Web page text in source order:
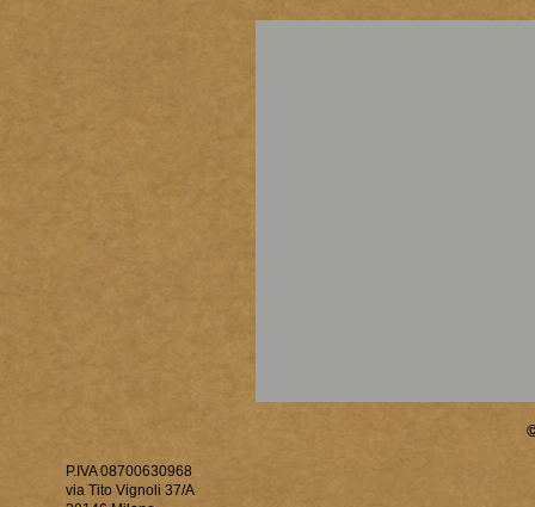
P.IVA 08700630968
via Tito Vignoli 37/A